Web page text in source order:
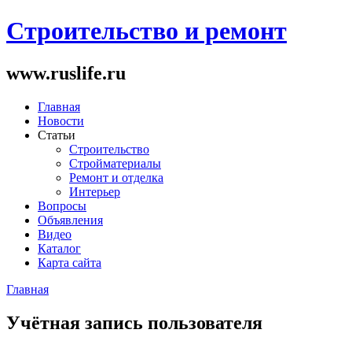
Строительство и ремонт
www.ruslife.ru
Главная
Новости
Статьи
Строительство
Стройматериалы
Ремонт и отделка
Интерьер
Вопросы
Объявления
Видео
Каталог
Карта сайта
Главная
Учётная запись пользователя